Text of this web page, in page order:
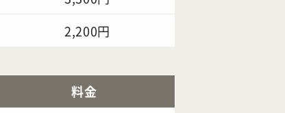
2,200円
料金